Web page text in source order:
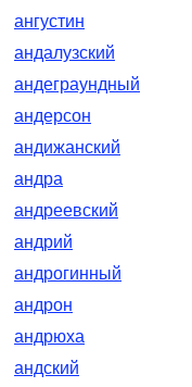
ангустин
андалузский
андеграундный
андерсон
андижанский
андра
андреевский
андрий
андрогинный
андрон
андрюха
андский